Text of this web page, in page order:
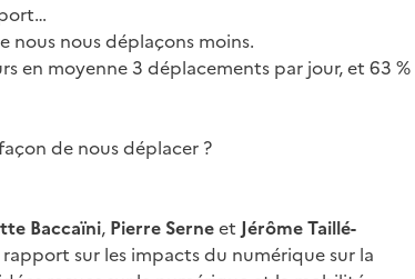
nous nous déplaçons moins.
en moyenne 3 déplacements par jour, et 63 %
de nous déplacer ?
Baccaïni, Pierre Serneet Jérôme Taillé-
sur les impacts du numérique sur la